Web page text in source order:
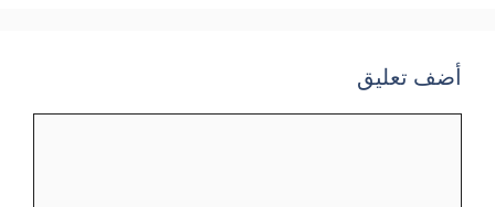
أضف تعليق